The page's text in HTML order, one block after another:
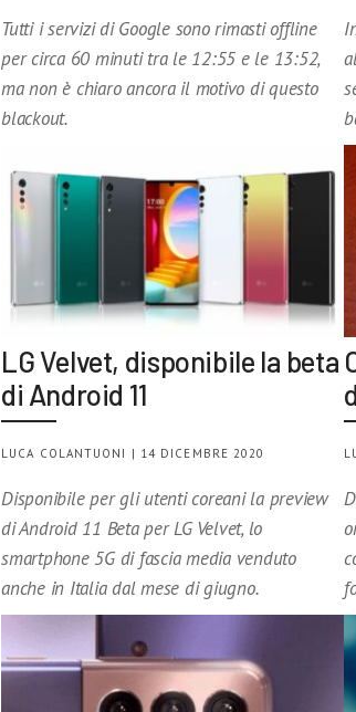
Tutti i servizi di Google sono rimasti offline
per circa 60 minuti tra le 12:55 e le 13:52,
ma non è chiaro ancora il motivo di questo
blackout.
LG Velvet, disponibile la beta
di Android 11
LUCA COLANTUONI | 14 DICEMBRE 2020
Disponibile per gli utenti coreani la preview
di Android 11 Beta per LG Velvet, lo
smartphone 5G di fascia media venduto
anche in Italia dal mese di giugno.